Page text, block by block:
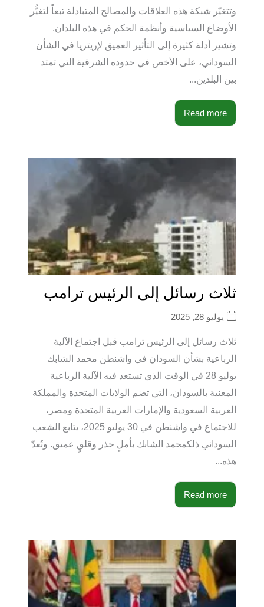
وتتغيّر شبكة هذه العلاقات والمصالح المتبادلة تبعاً لتغيُّر
الأوضاع السياسية وأنظمة الحكم في هذه البلدان.
وتشير أدلة كثيرة إلى التأثير العميق لإريتريا في الشأن
السوداني، على الأخص في حدوده الشرقية التي تمتد
بين البلدين...
Read more
ثلاث رسائل إلى الرئيس ترامب
يوليو 28, 2025
ثلاث رسائل إلى الرئيس ترامب قبل اجتماع الآلية
الرباعية بشأن السودان في واشنطن محمد الشابك
يوليو 28 في الوقت الذي تستعد فيه الآلية الرباعية
المعنية بالسودان، التي تضم الولايات المتحدة والمملكة
العربية السعودية والإمارات العربية المتحدة ومصر،
للاجتماع في واشنطن في 30 يوليو 2025، يتابع الشعب
السوداني ذلكمحمد الشابك بأملٍ حذر وقلقٍ عميق. وتُعدّ
هذه...
Read more